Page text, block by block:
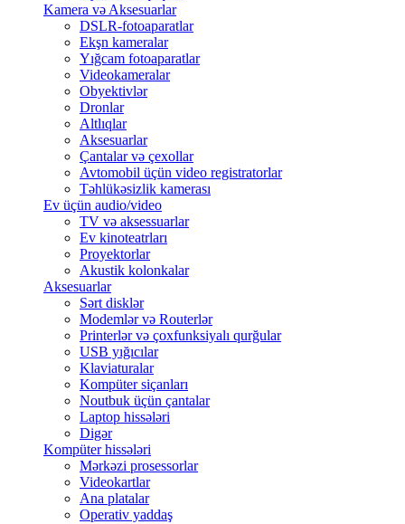
Kamera və Aksesuarlar
DSLR-fotoaparatlar
Ekşn kameralar
Yığcam fotoaparatlar
Videokameralar
Obyektivlər
Dronlar
Altlıqlar
Aksesuarlar
Çantalar və çexollar
Avtomobil üçün video registratorlar
Təhlükəsizlik kamerası
Ev üçün audio/video
TV və aksessuarlar
Ev kinoteatrları
Proyektorlar
Akustik kolonkalar
Aksesuarlar
Sərt disklər
Modemlər və Routerlər
Printerlər və çoxfunksiyalı qurğular
USB yığıcılar
Klaviaturalar
Kompüter siçanları
Noutbuk üçün çantalar
Laptop hissələri
Digər
Kompüter hissələri
Mərkəzi prosessorlar
Videokartlar
Ana platalar
Operativ yaddaş